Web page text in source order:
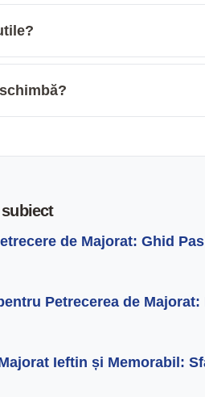
de Majorat: Ghid
Petrecerea de
Ieftin și Memorabil: